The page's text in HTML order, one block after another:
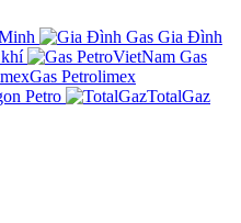
Gia Đình
Gas
Gas Petrolimex
Petro
TotalGaz